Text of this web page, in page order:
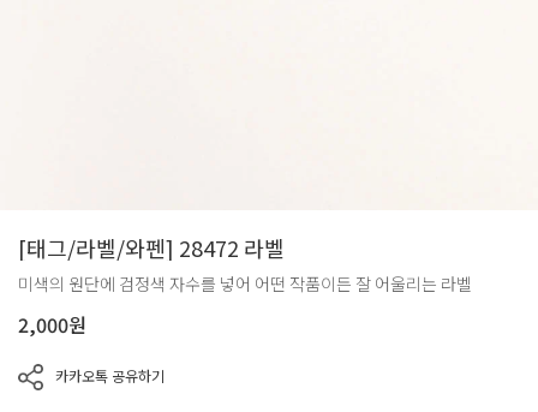
[태그/라벨/와펜] 28472 라벨
미색의 원단에 검정색 자수를 넣어 어떤 작품이든 잘 어울리는 라벨
2,000원
카카오톡 공유하기